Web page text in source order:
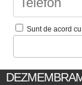
Sunt de acord